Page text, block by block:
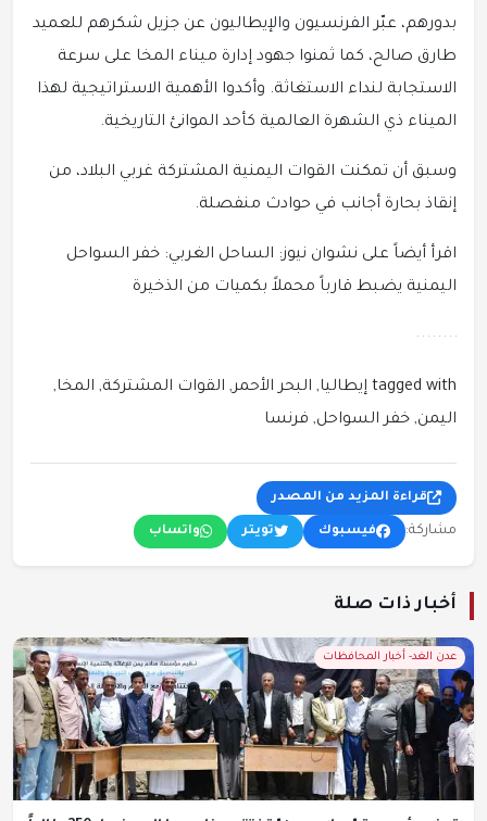
بدورهم، عبّر الفرنسيون والإيطاليون عن جزيل شكرهم للعميد
طارق صالح، كما ثمنوا جهود إدارة ميناء المخا على سرعة
الاستجابة لنداء الاستغاثة. وأكدوا الأهمية الاستراتيجية لهذا
الميناء ذي الشهرة العالمية كأحد الموانئ التاريخية.
وسبق أن تمكنت القوات اليمنية المشتركة غربي البلاد، من
إنقاذ بحارة أجانب في حوادث منفصلة.
اقرأ أيضاً على نشوان نيوز: الساحل الغربي: خفر السواحل
اليمنية يضبط قارباً محملاً بكميات من الذخيرة
tagged with إيطاليا, البحر الأحمر, القوات المشتركة, المخا,
اليمن, خفر السواحل, فرنسا
قراءة المزيد من المصدر
مشاركة: فيسبوك تويتر واتساب
أخبار ذات صلة
عدن الغد- أخبار المحافظات